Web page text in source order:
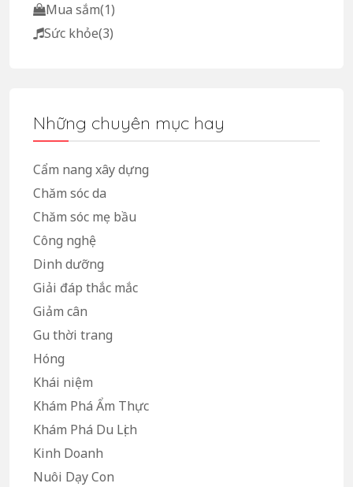
Mua sắm(1)
Sức khỏe(3)
Những chuyên mục hay
Cẩm nang xây dựng
Chăm sóc da
Chăm sóc mẹ bầu
Công nghệ
Dinh dưỡng
Giải đáp thắc mắc
Giảm cân
Gu thời trang
Hóng
Khái niệm
Khám Phá Ẩm Thực
Khám Phá Du Lịch
Kinh Doanh
Nuôi Dạy Con